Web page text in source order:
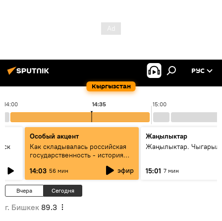
Кыргызстан
РУС
14:00 15:00
14:35
Особый акцент
Как складывалась российская
государственность - история
России и геополитика Евразии
глазами аналитиков
14:03 56 мин эфир
Жаңылыктар
Жаңылыктар.
15:01 7 мин
Вчера Сегодня
г. Бишкек 89.3